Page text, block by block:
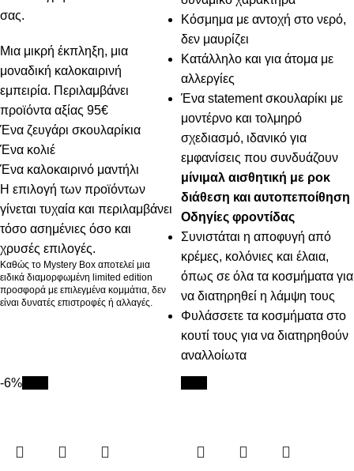
σας.
Μια μικρή έκπληξη, μια
μοναδική καλοκαιρινή
εμπειρία. Περιλαμβάνει
προϊόντα αξίας 95€
Ένα ζευγάρι σκουλαρίκια
Ένα κολιέ
Ένα καλοκαιρινό μαντήλι
Η επιλογή των προϊόντων
γίνεται τυχαία και περιλαμβάνει
τόσο ασημένιες όσο και
χρυσές επιλογές.
Καθώς το Mystery Box αποτελεί μια
ειδικά διαμορφωμένη limited edition
προσφορά με επιλεγμένα κομμάτια, δεν
είναι δυνατές επιστροφές ή αλλαγές.
Κόσμημα με αντοχή στο νερό,
δεν μαυρίζει
Κατάλληλο και για άτομα με
αλλεργίες
Ένα statement σκουλαρίκι με
μοντέρνο και τολμηρό
σχεδιασμό, ιδανικό για
εμφανίσεις που συνδυάζουν
μίνιμαλ αισθητική με ροκ
διάθεση και αυτοπεποίθηση
Οδηγίες φροντίδας
Συνιστάται η αποφυγή από
κρέμες, κολόνιες και έλαια,
όπως σε όλα τα κοσμήματα για
να διατηρηθεί η λάμψη τους
Φυλάσσετε τα κοσμήματα στο
κουτί τους για να διατηρηθούν
αναλλοίωτα
-6%